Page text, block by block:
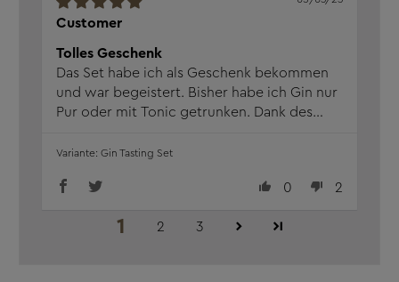
Spritzig und charakteristisch, mit fruchtigfrischem
Zitrusgeschmack und natürlich der klassischen Bitternote.
Fein, harmonisch, prickelnd lässt es jedem Gin Raum zur
Entfaltung.
Spring Gin
Kein Mainstream - Tonic mit Charakter. Mit diesem Sirup
Customer
Tolles Geschenk
Das Set habe ich als Geschenk bekommen
und war begeistert. Bisher habe ich Gin nur
Pur oder mit Tonic getrunken. Dank des
leckeren Cocktail trinken.
0 2
Gin Tasting Set
1 2 3